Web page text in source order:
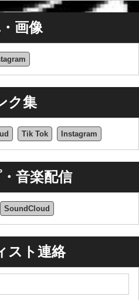
画像
ク集
Tik Tok Instagram
音楽配信
SoundCloud
スト連絡